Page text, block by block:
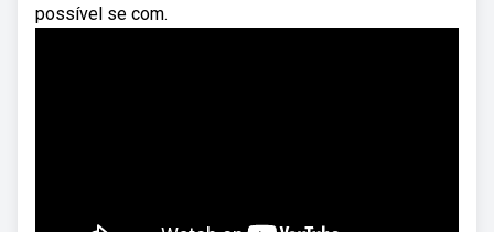
possível se com.